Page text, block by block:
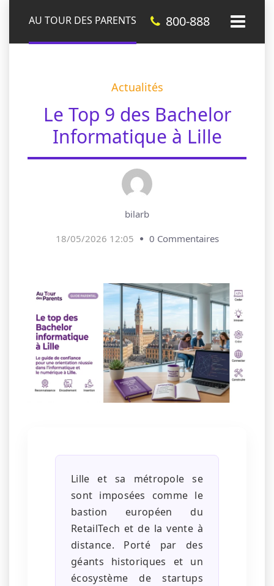
AU TOUR DES PARENTS 800-888
Actualités
Le Top 9 des Bachelor
Informatique à Lille
bilarb
18/05/2026 12:05
0 Commentaires
Lille et sa métropole se
sont imposées comme le
bastion européen du
RetailTech et de la vente à
distance. Porté par des
géants historiques et un
écosystème de startups